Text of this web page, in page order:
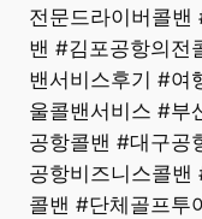
전문드라이버콜밴
밴 #김포공항의전
밴서비스후기 #여
울콜밴서비스 #부
공항콜밴 #대구공
공항비즈니스콜밴
콜밴 #단체골프투